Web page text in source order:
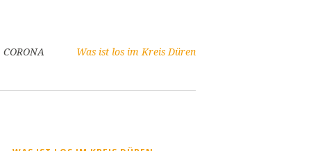
CORONA Was ist los im Kreis Düren